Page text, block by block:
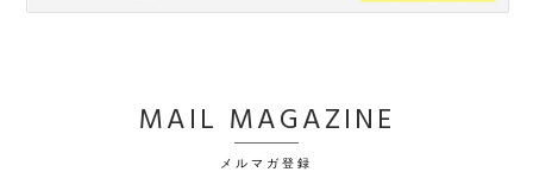
MAIL MAGAZINE
メルマガ登録